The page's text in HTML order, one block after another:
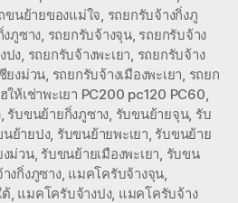
ขนย้ายของแม่ใจ, รถยกรับจ้างกิ่งภู
งภูซาง, รถยกรับจ้างจุน, รถยกรับจ้าง
ปง, รถยกรับจ้างพะเยา, รถยกรับจ้าง
ยงม่วน, รถยกรับจ้างเมืองพะเยา, รถยก
ให้เช่าพะเยา PC200 pc120 PC60,
, รับขนย้ายกิ่งภูซาง, รับขนย้ายจุน, รับ
นย้ายปง, รับขนย้ายพะเยา, รับขนย้าย
งม่วน, รับขนย้ายเมืองพะเยา, รับขน
งกิ่งภูซาง, แมคโครับจ้างจุน,
, แมคโครับจ้างปง, แมคโครับจ้าง